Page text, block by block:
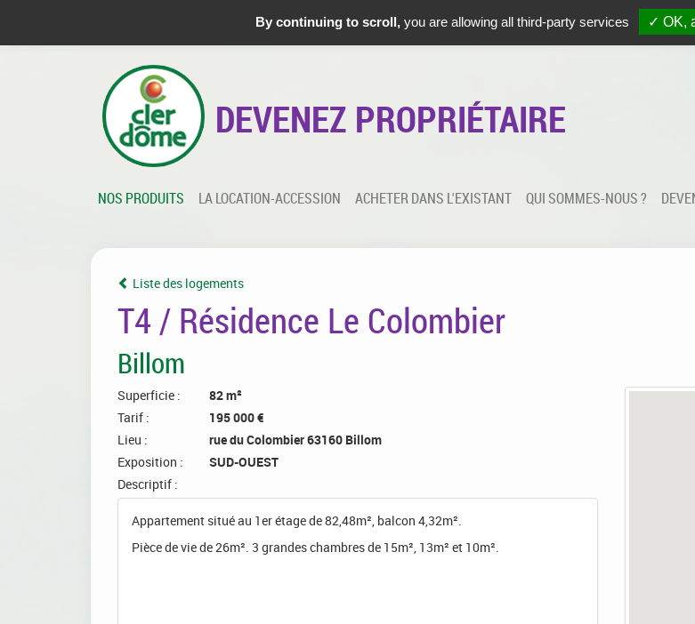
RENDEZ-VOUS DEMANDE D' INFORMATION NOUS APPELLER PARRAINAGE
DEVENEZ PROPRIÉTAIRE
NOS PRODUITS LA LOCATION-ACCESSION ACHETER DANS L'EXISTANT QUI SOMMES-NOUS ?
Liste des logements
T4 / Résidence Le Colombier
Billom
Superficie :
82 m²
Tarif :
195 000 €
Lieu :
rue du Colombier 63160 Billom
Exposition :
SUD-OUEST
Descriptif :
Appartement situé au 1er étage de 82,48m², balcon 4,32m².
Pièce de vie de 26m². 3 grandes chambres de 15m², 13m² et 10m².
By continuing to scroll,you are allowing all third-party services ✓ OK,